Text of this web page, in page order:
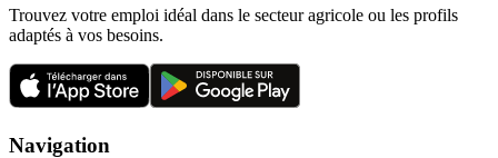
Trouvez votre emploi idéal dans le secteur agricole ou les profils
adaptés à vos besoins.
Navigation